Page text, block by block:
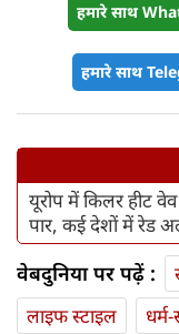
हमारे साथ
हमारे साथ
यूरोप में किलर हीट
पार, कई देशों में रेड
वेबदुनिया पर पढ़ें :
लाइफ स्‍टाइल